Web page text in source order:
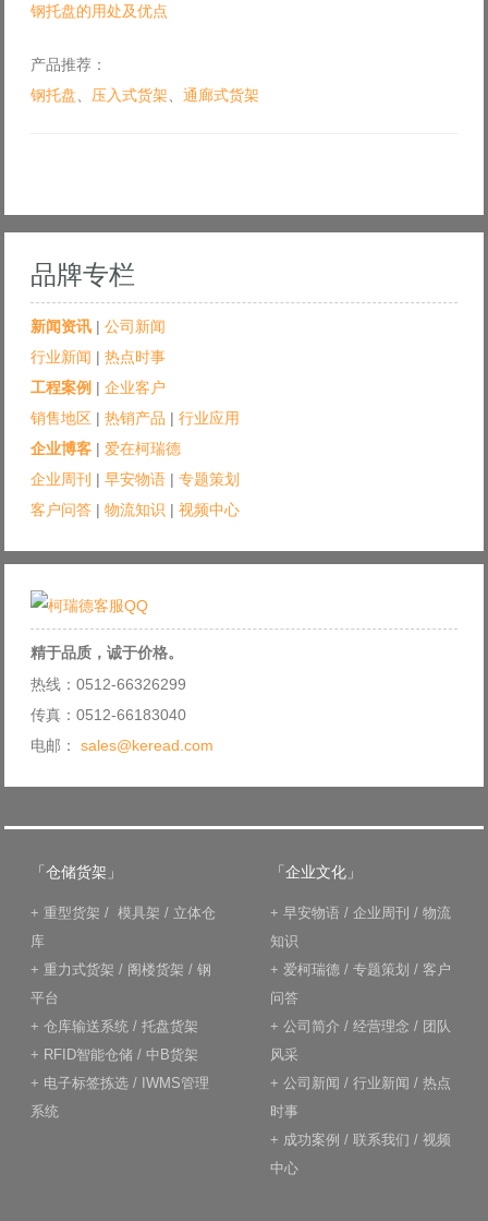
钢托盘的用处及优点
产品推荐：
钢托盘
压入式货架 通廊式货架
品牌专栏
新闻资讯 | 公司新闻
行业新闻 | 热点时事
工程案例 | 企业客户
销售地区 | 热销产品 | 行业应用
企业博客 | 爱在柯瑞德
企业周刊 | 早安物语 | 专题策划
客户问答 | 物流知识 | 视频中心
精于品质，诚于价格。
热线：0512-66326299
传真：0512-66183040
电邮： sales@keread.com
「仓储货架」
+ 重型货架 / 模具架 / 立体仓
库
+ 重力式货架 / 阁楼货架 / 钢
平台
+ 仓库输送系统 / 托盘货架
+ RFID智能仓储 / 中B货架
+ 电子标签拣选 / IWMS管理
系统
「企业文化」
+ 早安物语 / 企业周刊 / 物流
知识
+ 爱柯瑞德 / 专题策划 / 客户
问答
+ 公司简介 / 经营理念 / 团队
风采
+ 公司新闻 / 行业新闻 / 热点
时事
+ 成功案例 / 联系我们 / 视频
中心